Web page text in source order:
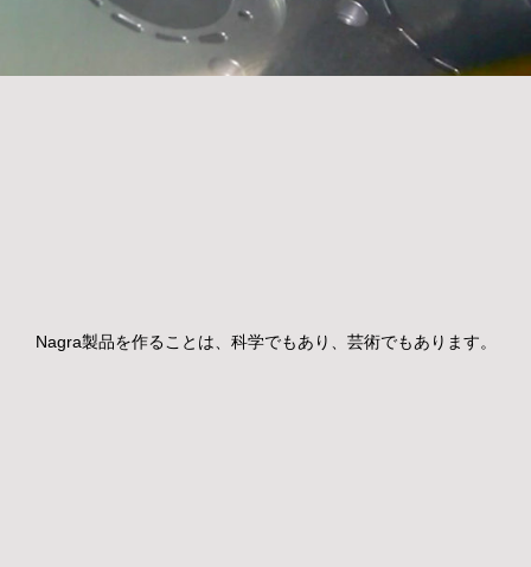
Nagra製品を作ることは、科学でもあり、芸術でもあります。